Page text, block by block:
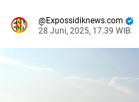
Expossidiknews.com
28 Juni, 2025, 17.39 WIB.